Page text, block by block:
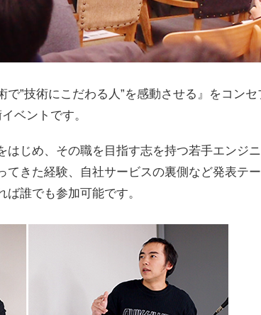
で”技術にこだわる人”を感動させる』をコン
ベントです。
はじめ、その職を目指す志を持つ若手エンジ
てきた経験、自社サービスの裏側など発表テ
誰でも参加可能です。